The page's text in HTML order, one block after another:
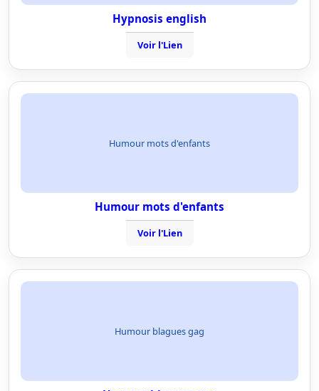
Hypnosis english
Voir l'Lien
Humour mots d'enfants
Humour mots d'enfants
Voir l'Lien
Humour blagues gag